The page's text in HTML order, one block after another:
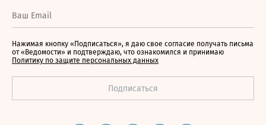
Нажимая кнопку «Подписаться», я даю свое согласие получать письма
от «Ведомости» и подтверждаю, что ознакомился и принимаю
Политику по защите персональных данных